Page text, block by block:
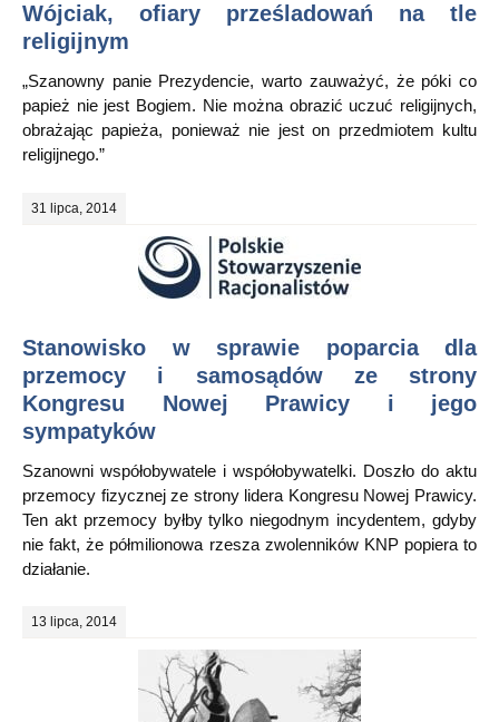
Wójciak, ofiary prześladowań na tle
religijnym
„Szanowny panie Prezydencie, warto zauważyć, że póki co
papież nie jest Bogiem. Nie można obrazić uczuć religijnych,
obrażając papieża, ponieważ nie jest on przedmiotem kultu
religijnego.”
31 lipca, 2014
Stanowisko w sprawie poparcia dla
przemocy i samosądów ze strony
Kongresu Nowej Prawicy i jego
sympatyków
Szanowni współobywatele i współobywatelki. Doszło do aktu
przemocy fizycznej ze strony lidera Kongresu Nowej Prawicy.
Ten akt przemocy byłby tylko niegodnym incydentem, gdyby
nie fakt, że półmilionowa rzesza zwolenników KNP popiera to
działanie.
13 lipca, 2014